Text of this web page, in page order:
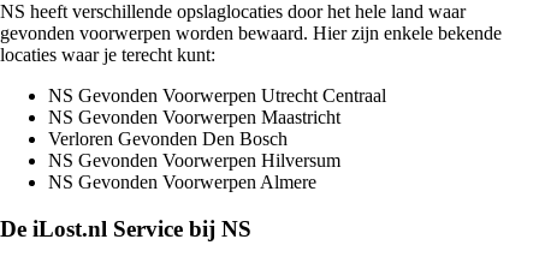
NS heeft verschillende opslaglocaties door het hele land waar
gevonden voorwerpen worden bewaard. Hier zijn enkele bekende
locaties waar je terecht kunt:
NS Gevonden Voorwerpen Utrecht Centraal
NS Gevonden Voorwerpen Maastricht
Verloren Gevonden Den Bosch
NS Gevonden Voorwerpen Hilversum
NS Gevonden Voorwerpen Almere
De iLost.nl Service bij NS